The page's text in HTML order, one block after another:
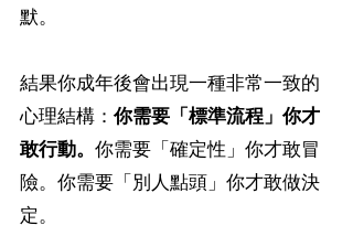
默。
結果你成年後會出現一種非常一致的
心理結構：你需要「標準流程」你才
敢行動。 你需要「確定性」你才敢冒
險。你需要「別人點頭」你才敢做決
定。